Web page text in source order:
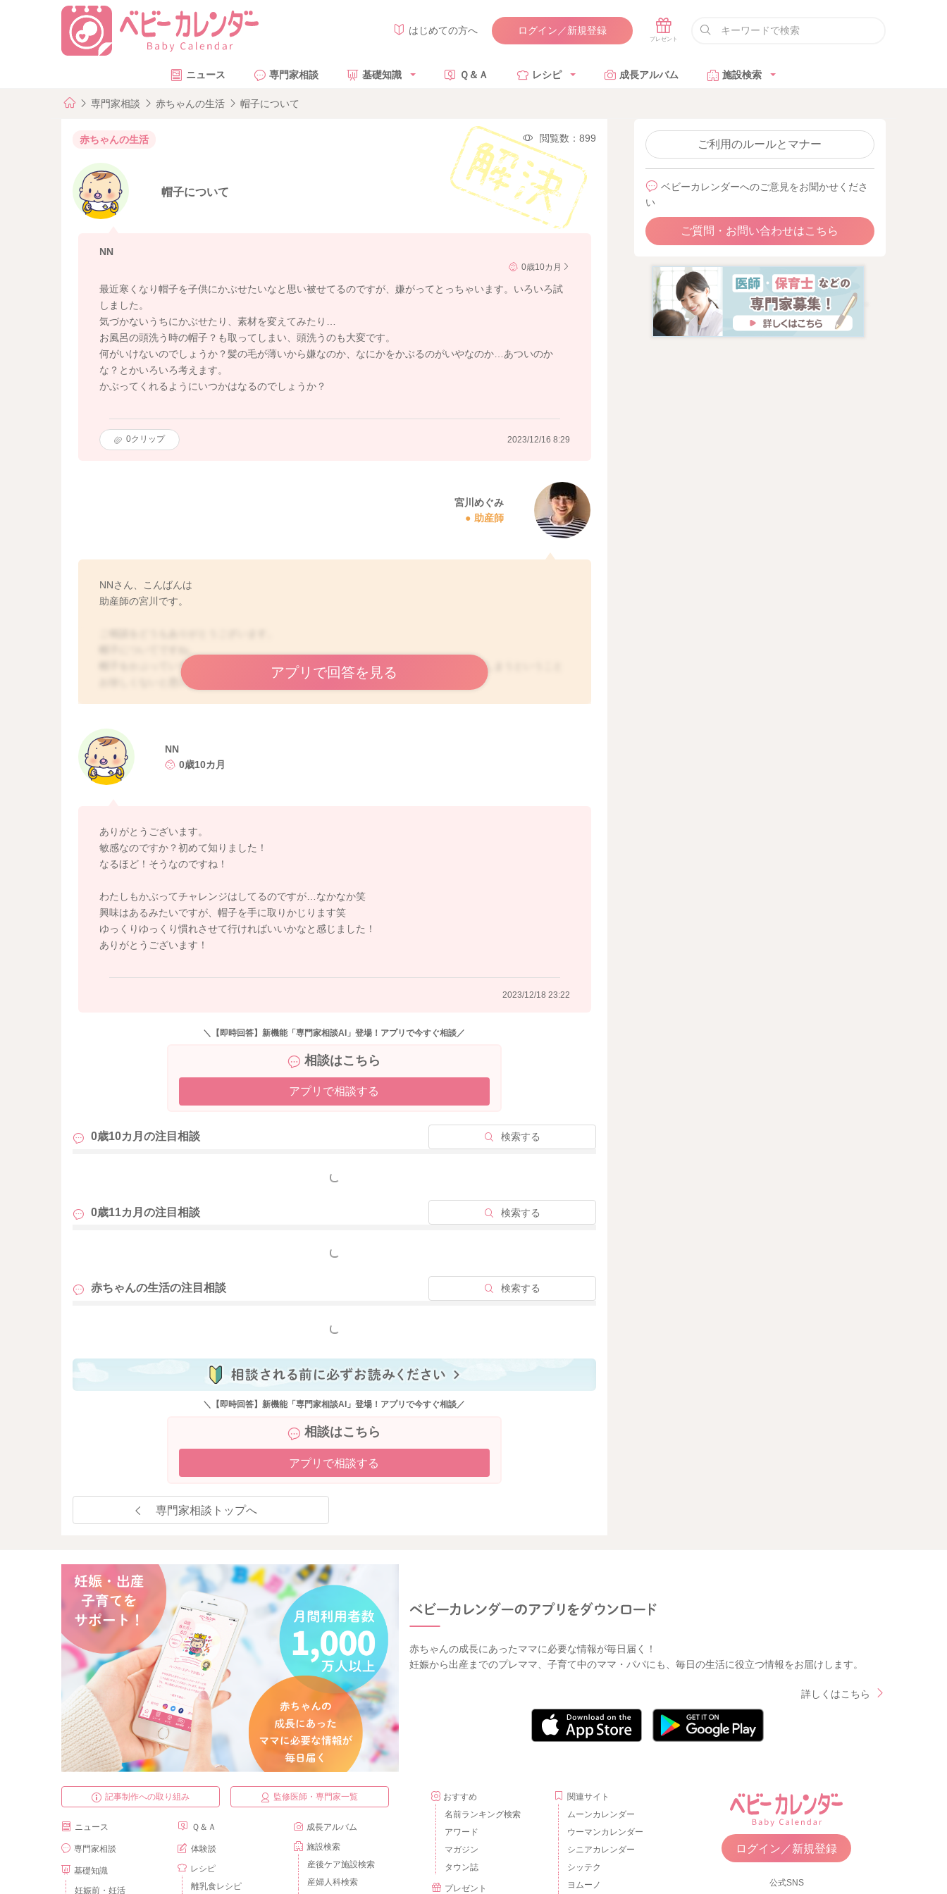
はじめての方へ ログイン／新規登録
ニュース 専門家相談 基礎知識 Ｑ＆Ａ レシピ 成長アルバム 施設検索
専門家相談 赤ちゃんの生活 帽子について
赤ちゃんの生活 閲覧数：899
帽子について
NN
0歳10カ月
最近寒くなり帽子を子供にかぶせたいなと思い被せてるのですが、嫌がってとっちゃいます。いろいろ試
しました。
気づかないうちにかぶせたり、素材を変えてみたり…
お風呂の頭洗う時の帽子？も取ってしまい、頭洗うのも大変です。
何がいけないのでしょうか？髪の毛が薄いから嫌なのか、なにかをかぶるのがいやなのか…あついのか
な？とかいろいろ考えます。
かぶってくれるようにいつかはなるのでしょうか？
0クリップ 2023/12/16 8:29
宮川めぐみ
助産師
NNさん、こんばんは
助産師の宮川です。
帽子をかぶっていてくれるお子さんもいらっしゃいますし、頑なに拒んですぐに脱いでしまうということ
お珍しくないと思います。
こちらでもはっきりとしたことはわからないのですが、頭はとても敏感な場所でもあると思います。
その分違和感を感じたり、不快感を感じるようになることもあるのかなと思いました。
いつになるとかぶってくれるようになるのかわからないのですが、かぶっていることでの良さなど体感で
親御さんも一緒にかぶって見せてあげたりすると、かぶってくれることもあるようですよ。
月齢の小さい頃からかぶっていることが多いと、慣れもあり、かぶっていてくれるということもあるよう
です。
よかったら参考になさってみてください。
どうぞよろしくお願いします。
アプリで回答を見る
NN
0歳10カ月
ありがとうございます。
敏感なのですか？初めて知りました！
なるほど！そうなのですね！
わたしもかぶってチャレンジはしてるのですが…なかなか笑
興味はあるみたいですが、帽子を手に取りかじります笑
ゆっくりゆっくり慣れさせて行ければいいかなと感じました！
ありがとうございます！
2023/12/18 23:22
＼【即時回答】新機能「専門家相談AI」登場！アプリで今すぐ相談／
相談はこちら
アプリで相談する
0歳10カ月の注目相談 検索する
もっと見る
0歳11カ月の注目相談 検索する
もっと見る
赤ちゃんの生活の注目相談 検索する
もっと見る
＼【即時回答】新機能「専門家相談AI」登場！アプリで今すぐ相談／
相談はこちら
アプリで相談する
専門家相談トップへ
ご利用のルールとマナー
ベビーカレンダーへのご意見をお聞かせくださ
い
ご質問・お問い合わせはこちら
赤ちゃんの成長にあったママに必要な情報が毎日届く！
妊娠から出産までのプレママ、子育て中のママ・パパにも、毎日の生活に役立つ情報をお届けします。
詳しくはこちら
記事制作への取り組み 監修医師・専門家一覧
ニュース
専門家相談
基礎知識
妊娠前・妊活
Ｑ＆Ａ
体験談
レシピ
離乳食レシピ
成長アルバム
施設検索
産後ケア施設検索
産婦人科検索
おすすめ
名前ランキング検索
アワード
マガジン
タウン誌
プレゼント
関連サイト
ムーンカレンダー
ウーマンカレンダー
シニアカレンダー
シッテク
ヨムーノ
ログイン／新規登録
公式SNS